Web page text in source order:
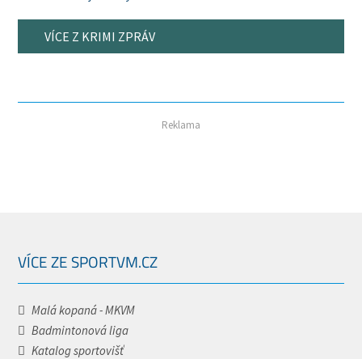
VÍCE Z KRIMI ZPRÁV
Reklama
VÍCE ZE SPORTVM.CZ
Malá kopaná - MKVM
Badmintonová liga
Katalog sportovišť